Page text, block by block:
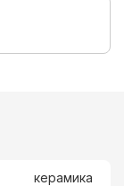
керамика